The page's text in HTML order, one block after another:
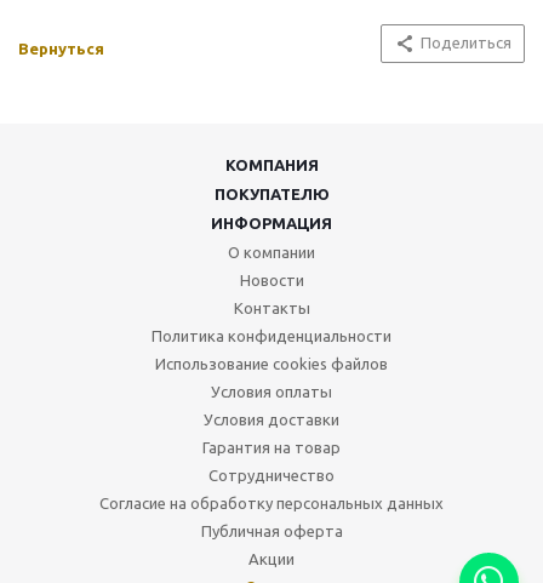
Вернуться Поделиться
КОМПАНИЯ
ПОКУПАТЕЛЮ
ИНФОРМАЦИЯ
О компании
Новости
Контакты
Политика конфиденциальности
Использование cookies файлов
Условия оплаты
Условия доставки
Гарантия на товар
Сотрудничество
Согласие на обработку персональных данных
Публичная оферта
Акции